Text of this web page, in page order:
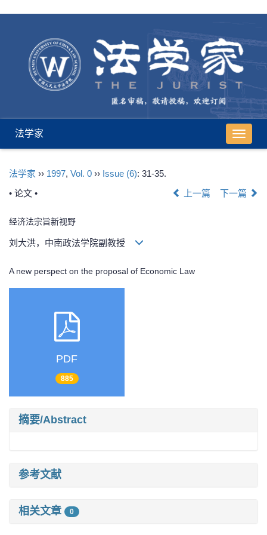
导
航
法学家
法学家 ›› 1997, Vol. 0 ›› Issue (6): 31-35.
• 论文 •
上一篇 下一篇
经济法宗旨新视野
刘大洪，中南政法学院副教授
A new perspect on the proposal of Economic Law
PDF
885
摘要/Abstract
参考文献
相关文章 0